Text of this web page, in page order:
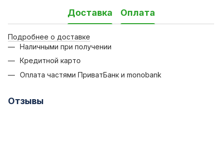
Доставка Оплата
Подробнее о доставке
Наличными при получении
Кредитной карто
Оплата частями ПриватБанк и monobank
Отзывы